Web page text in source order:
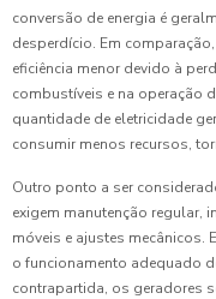
conversão de energia é
desperdício. Em
eficiência menor devido à
combustíveis e na operação
quantidade de eletricidade
consumir menos recursos,
Outro ponto a ser
exigem manutenção regular,
móveis e ajustes mecânicos.
o funcionamento adequado
contrapartida, os geradores